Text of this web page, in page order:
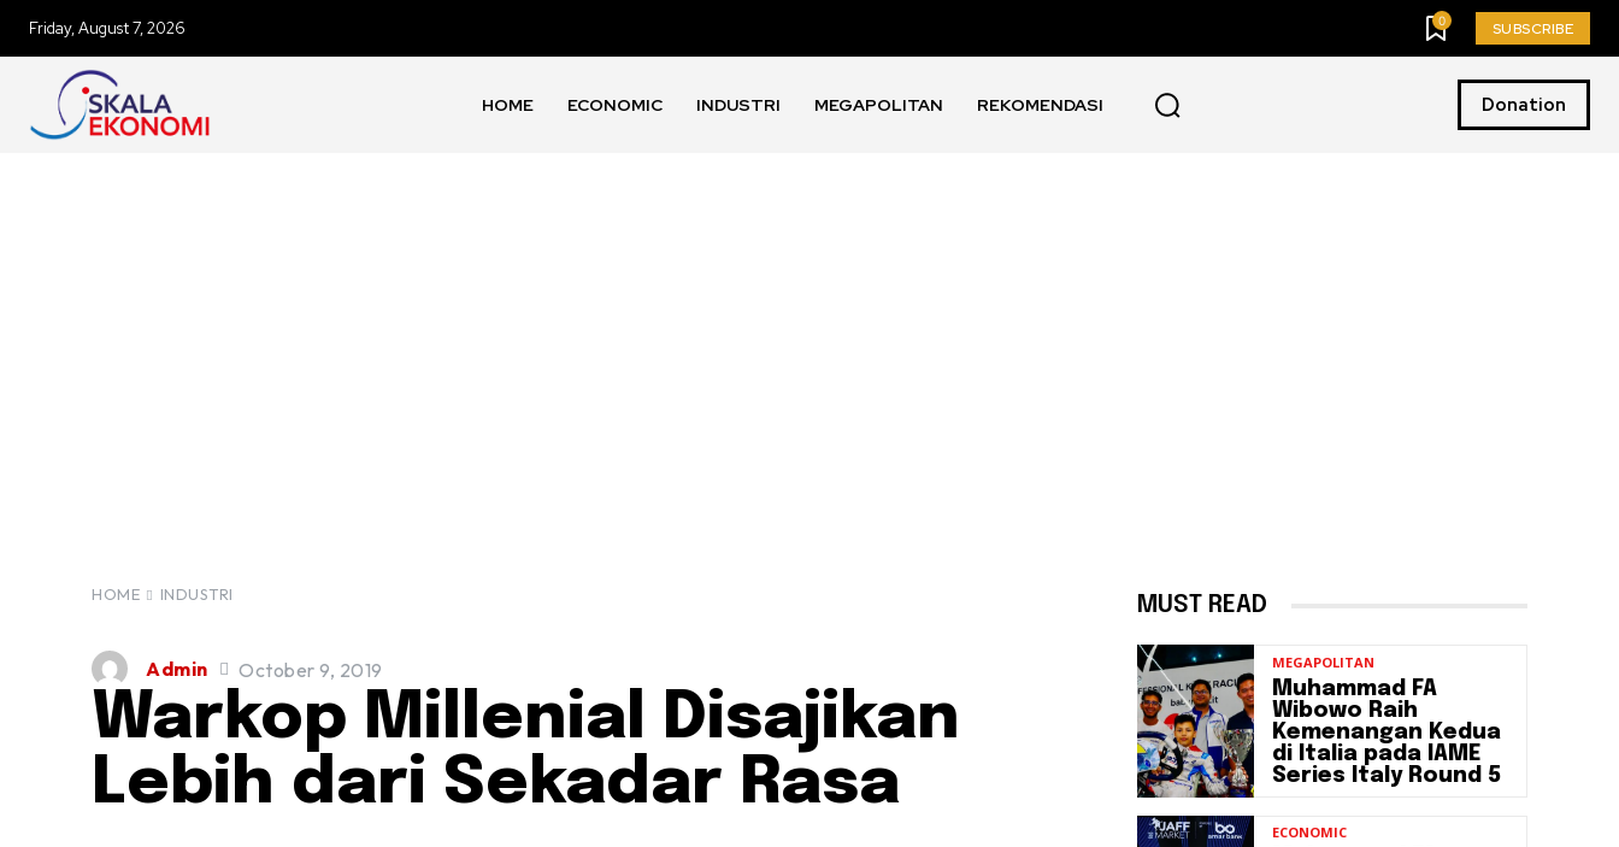
Friday, August 7, 2026 0 SUBSCRIBE
HOME ECONOMIC INDUSTRI MEGAPOLITAN REKOMENDASI Donation
HOME INDUSTRI
Admin October 9, 2019
Warkop Millenial Disajikan
Lebih dari Sekadar Rasa
MUST READ
MEGAPOLITAN
Muhammad FA
Wibowo Raih
Kemenangan Kedua
di Italia pada IAME
Series Italy Round 5
ECONOMIC